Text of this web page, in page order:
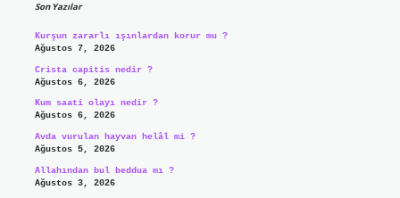
Son Yazılar
Kurşun zararlı ışınlardan korur mu ?
Ağustos 7, 2026
Crista capitis nedir ?
Ağustos 6, 2026
Kum saati olayı nedir ?
Ağustos 6, 2026
Avda vurulan hayvan helâl mi ?
Ağustos 5, 2026
Allahından bul beddua mı ?
Ağustos 3, 2026